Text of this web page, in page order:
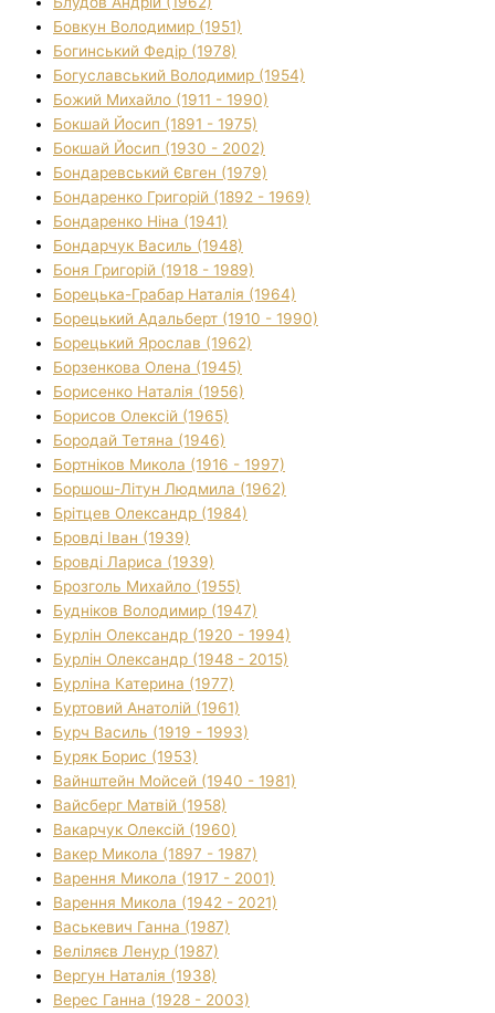
Бовкун Володимир (1951)
Богинський Федір (1978)
Богуславський Володимир (1954)
Божий Михайло (1911 - 1990)
Бокшай Йосип (1891 - 1975)
Бокшай Йосип (1930 - 2002)
Бондаревський Євген (1979)
Бондаренко Григорій (1892 - 1969)
Бондаренко Ніна (1941)
Бондарчук Василь (1948)
Боня Григорій (1918 - 1989)
Борецька-Грабар Наталія (1964)
Борецький Адальберт (1910 - 1990)
Борецький Ярослав (1962)
Борзенкова Олена (1945)
Борисенко Наталія (1956)
Борисов Олексій (1965)
Бородай Тетяна (1946)
Бортніков Микола (1916 - 1997)
Боршош-Літун Людмила (1962)
Брітцев Олександр (1984)
Бровді Іван (1939)
Бровді Лариса (1939)
Брозголь Михайло (1955)
Будніков Володимир (1947)
Бурлін Олександр (1920 - 1994)
Бурлін Олександр (1948 - 2015)
Бурліна Катерина (1977)
Буртовий Анатолій (1961)
Бурч Василь (1919 - 1993)
Буряк Борис (1953)
Вайнштейн Мойсей (1940 - 1981)
Вайсберг Матвій (1958)
Вакарчук Олексій (1960)
Вакер Микола (1897 - 1987)
Варення Микола (1917 - 2001)
Варення Микола (1942 - 2021)
Васькевич Ганна (1987)
Веліляєв Ленур (1987)
Вергун Наталія (1938)
Верес Ганна (1928 - 2003)